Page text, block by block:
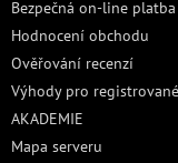
Bezpečná on-line platba
Hodnocení obchodu
Ověřování recenzí
Výhody pro
AKADEMIE
Mapa serveru